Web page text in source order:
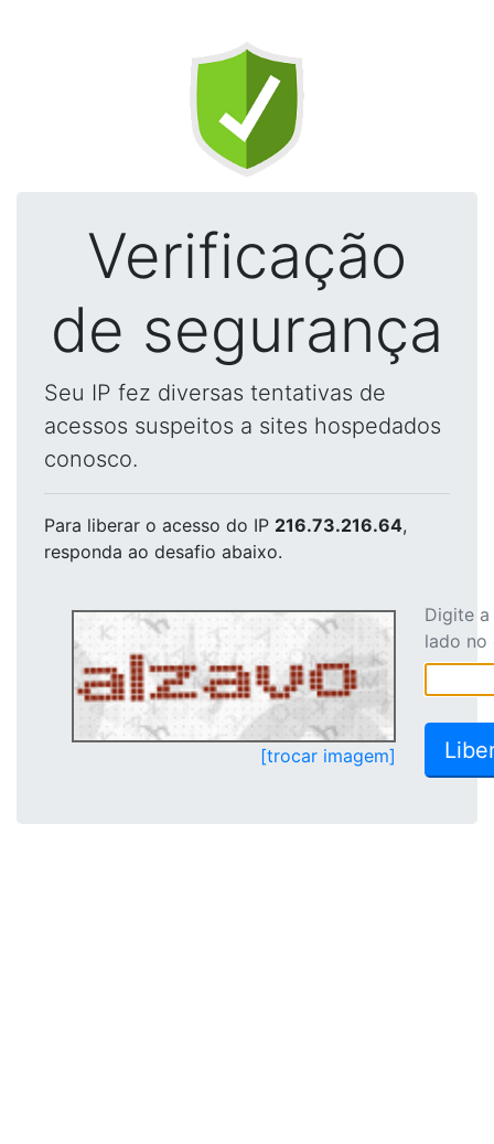
Verificação
de segurança
Seu IP fez diversas tentativas de
acessos suspeitos a sites hospedados
conosco.
Para liberar o acesso do IP 216.73.216.64,
responda ao desafio abaixo.
[trocar imagem]
Digite
lado no